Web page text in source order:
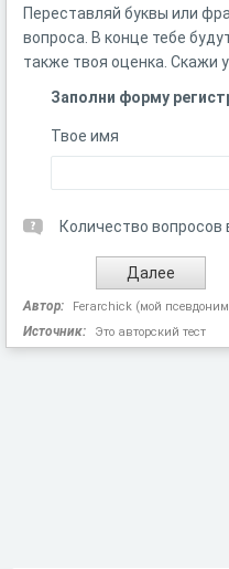
Переставляй буквы или
вопроса. В конце тебе
также твоя оценка. Скажи
Заполни форму
Твое имя
Количество вопросов
Автор: Ferarchick (мой
Источник: Это авторский тест